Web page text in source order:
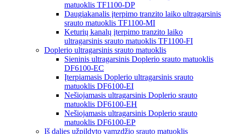
matuoklis TF1100-DP
Daugiakanalis įterpimo tranzito laiko ultragarsinis
srauto matuoklis TF1100-MI
Keturių kanalų įterpimo tranzito laiko
ultragarsinis srauto matuoklis TF1100-FI
Doplerio ultragarsinis srauto matuoklis
Sieninis ultragarsinis Doplerio srauto matuoklis
DF6100-EC
Įterpiamasis Doplerio ultragarsinis srauto
matuoklis DF6100-EI
Nešiojamasis ultragarsinis Doplerio srauto
matuoklis DF6100-EH
Nešiojamasis ultragarsinis Doplerio srauto
matuoklis DF6100-EP
Iš dalies užpildyto vamzdžio srauto matuoklis